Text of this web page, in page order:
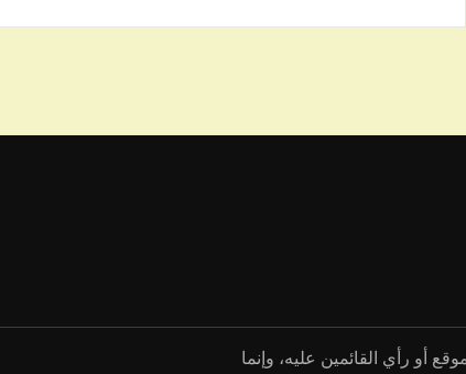
أو رأي القائمين عليه، وإنما